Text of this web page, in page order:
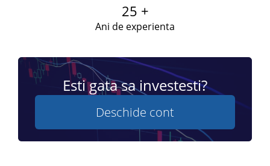
25 +
Ani de experienta
Esti gata sa investesti?
Deschide cont